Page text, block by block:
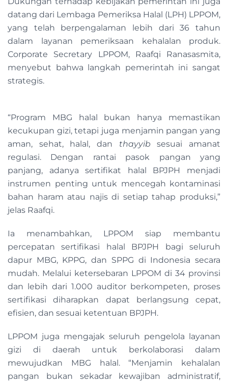
datang dari Lembaga Pemeriksa Halal (LPH) LPPOM,
yang telah berpengalaman lebih dari 36 tahun
dalam layanan pemeriksaan kehalalan produk.
Corporate Secretary LPPOM, Raafqi Ranasasmita,
menyebut bahwa langkah pemerintah ini sangat
strategis.
“Program MBG halal bukan hanya memastikan
kecukupan gizi, tetapi juga menjamin pangan yang
aman, sehat, halal, dan thayyibsesuai amanat
regulasi. Dengan rantai pasok pangan yang
panjang, adanya sertifikat halal BPJPH menjadi
instrumen penting untuk mencegah kontaminasi
bahan haram atau najis di setiap tahap produksi,”
jelas Raafqi.
Ia menambahkan, LPPOM siap membantu
percepatan sertifikasi halal BPJPH bagi seluruh
dapur MBG, KPPG, dan SPPG di Indonesia secara
mudah. Melalui ketersebaran LPPOM di 34 provinsi
dan lebih dari 1.000 auditor berkompeten, proses
sertifikasi diharapkan dapat berlangsung cepat,
efisien, dan sesuai ketentuan BPJPH.
LPPOM juga mengajak seluruh pengelola layanan
gizi di daerah untuk berkolaborasi dalam
mewujudkan MBG halal. “Menjamin kehalalan
pangan bukan sekadar kewajiban administratif,